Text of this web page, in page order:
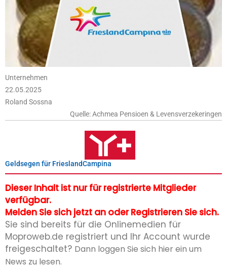
Unternehmen
22.05.2025
Roland Sossna
Quelle: Achmea Pensioen & Levensverzekeringen
Geldsegen für FrieslandCampina
Dieser Inhalt ist nur für registrierte Mitglieder
verfügbar.
Melden Sie sich jetzt an oder Registrieren Sie sich.
Sie sind bereits für die Onlinemedien für
Moproweb.de registriert und Ihr Account wurde
freigeschaltet? Dann loggen Sie sich hier ein um
News zu lesen.